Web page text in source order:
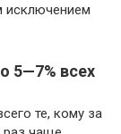
исключением
5—7% всех
те, кому за